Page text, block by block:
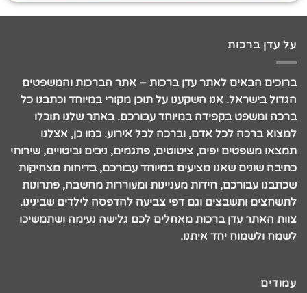
על עדן ברכות
ברוכים הבאים לאתר עדן ברכות – אתר הברכות והמשפטים
הגדול בישראל. אנו השקענו על תוכן מקורי במיוחד וכתבנו כל
ברכה ומשפט בקפידה במיוחד עבורכם. באתר שלנו תוכלו
למצוא ברכה לכל אדם, וברכה לכל אירוע. כמו כן, אצלנו
תמצאו משפטים יפים, ציטוטים, פתגמים, ניבים וביטויים, שירותי
כתיבה שונים שאנו מציעים במיוחד עבורכם, בדיחות מצחיקות
שכתבנו עבורכם, חידות מעניינות ומעוררות מחשבה, פתרונות
לתשחצים ותשבצים וגם דפי צביעה להדפסה לילדים שבינינו.
צוות האתר עדן ברכות מאחלים לכם גלישה נעימה ושתמשיכו
לשמח ולשמוח יחד איתנו.
עמודים